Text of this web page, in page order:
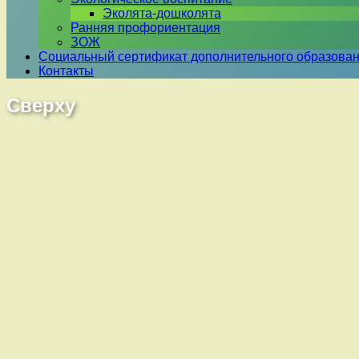
Эколята-дошколята
Ранняя профориентация
ЗОЖ
Социальный сертификат дополнительного
Контакты
Сверху